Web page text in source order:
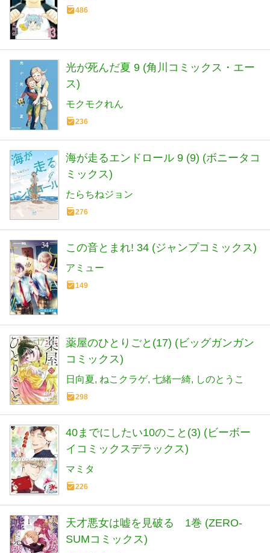
486
光が死んだ夏 9 (角川コミックス・エー
ス)
モクモクれん
236
海が走るエンドロール 9 (9) (ボニータコ
ミックス)
たらちねジョン
276
この音とまれ! 34 (ジャンプコミックス)
アミュー
149
薬屋のひとりごと(17) (ビッグガンガン
コミックス)
日向夏 ねこクラゲ 七緒一綺 しのとうこ
298
40までにしたい10のこと(3) (ビーボー
イコミックスデラックス)
マミタ
226
天才悪女は嘘を見破る 1巻 (ZERO-
SUMコミックス)